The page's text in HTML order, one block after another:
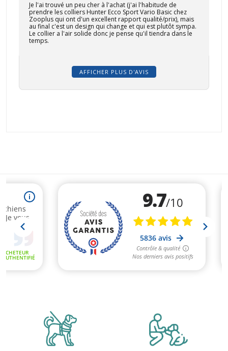
Je l'ai trouvé un peu cher à l'achat (j'ai l'habitude de
prendre les colliers Hunter Ecco Sport Vario Basic chez
Zooplus qui ont d'un excellent rapport qualité/prix), mais
au final c'est un design qui change et qui est plutôt sympa.
Le collier a l'air solide donc je pense qu'il tiendra dans le
temps.
AFFICHER PLUS D'AVIS